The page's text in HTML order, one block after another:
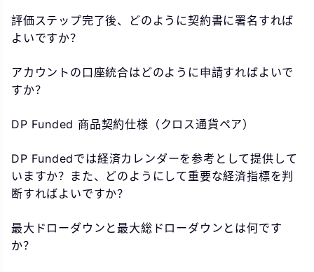
評価ステップ完了後、どのように契約書に署名すれば
よいですか？
アカウントの口座統合はどのように申請すればよいで
すか？
DP Funded 商品契約仕様（クロス通貨ペア）
DP Fundedでは経済カレンダーを参考として提供して
いますか？また、どのようにして重要な経済指標を判
断すればよいですか？
最大ドローダウンと最大総ドローダウンとは何です
か？